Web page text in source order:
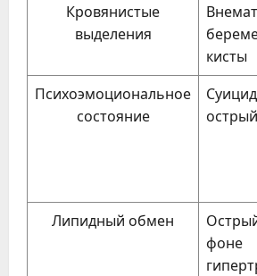
Кровянистые
выделения
кисты
Психоэмоциональное
состояние
Липидный обмен
фоне